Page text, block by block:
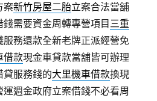
案新竹房屋二胎立案合法當舖
需要資金周轉專營項目 三重
服務還款全新老牌正派經營免
借款現金車貸款當舖皆可辦理
貸服務錢的大里機車借款換現
週金政府立案借錢不必看周